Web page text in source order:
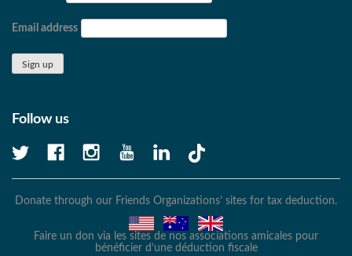
Email address
Follow us
Donate through our Friends Organizations’ sites for tax deduction.
Faire un don via les sites de nos associations amicales pour
bénéficier d’une déduction fiscale